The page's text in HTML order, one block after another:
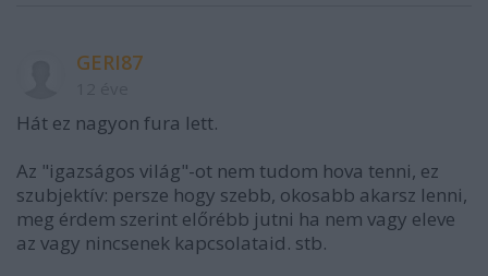
GERI87
Hát ez nagyon fura lett.
Az "igazságos világ"-ot nem tudom hova tenni, ez
szubjektív: persze hogy szebb, okosabb akarsz lenni,
meg érdem szerint előrébb jutni ha nem vagy eleve
az vagy nincsenek kapcsolataid. stb.